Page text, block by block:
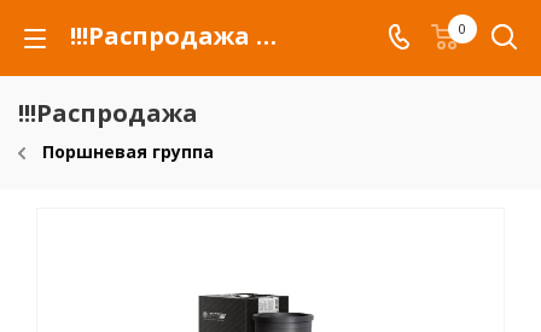
!!!Распродажа для автомобилей российских марок и сельхозтехники 0
!!!Распродажа
Поршневая группа